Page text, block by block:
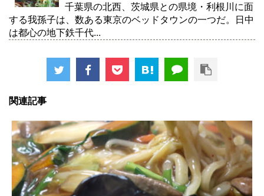
千葉県の北西、茨城県との県境・利根川に面
する我孫子は、数ある東京のベッドタウンの一つだ。日中
は都心の地下鉄千代...
関連記事